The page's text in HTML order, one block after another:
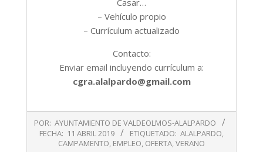
Casar…
– Vehículo propio
– Currículum actualizado
Contacto:
Enviar email incluyendo currículum a:
cgra.alalpardo@gmail.com
04-
POR: AYUNTAMIENTO DE VALDEOLMOS-ALALPARDO
FECHA: 11 ABRIL 2019 ETIQUETADO: ALALPARDO,
CAMPAMENTO, EMPLEO, OFERTA,VERANO